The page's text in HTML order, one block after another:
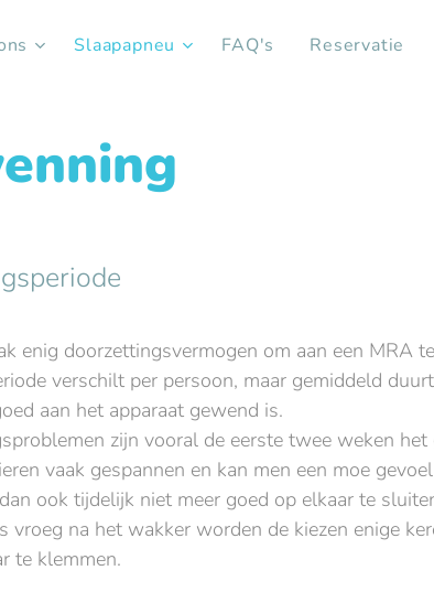
Slaapapneu FAQ's Reservatie
enig doorzettingsvermogen om aan een MRA
verschilt per persoon, maar gemiddeld
aan het apparaat gewend is.
zijn vooral de eerste twee weken
vaak gespannen en kan men een moe
ook tijdelijk niet meer goed op elkaar te
vroeg na het wakker worden de kiezen enige
te klemmen.